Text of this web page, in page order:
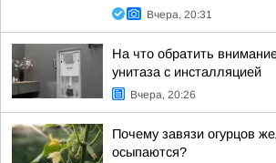
Вчера, 20:31
На что обратить
унитаза с инсталляцией
Вчера, 20:26
Почему завязи огурцов
осыпаются?